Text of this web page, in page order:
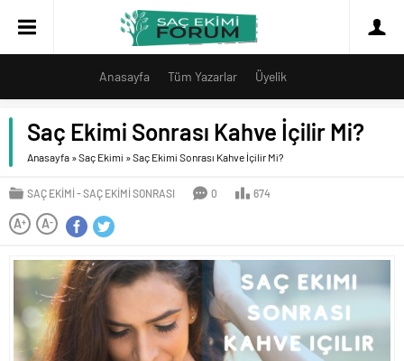
Anasayfa Tüm Yazarlar Üyelik
Saç Ekimi Sonrası Kahve İçilir Mi?
Anasayfa »Saç Ekimi »Saç Ekimi Sonrası Kahve İçilir Mi?
SAÇ EKIMI SAÇ EKIMI SONRASI 0 674
A+ A-